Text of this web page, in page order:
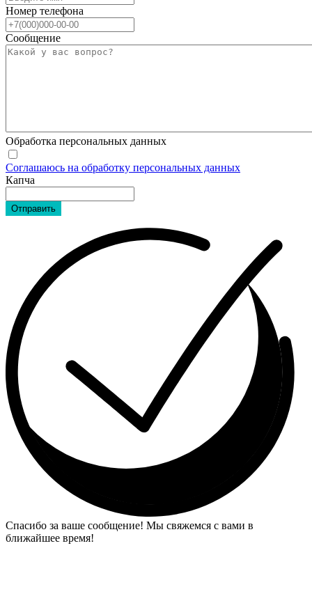
Номер телефона
Сообщение
Обработка персональных данных
Соглашаюсь на обработку персональных данных
Капча
Отправить
Спасибо за ваше сообщение! Мы свяжемся с вами в
ближайшее время!